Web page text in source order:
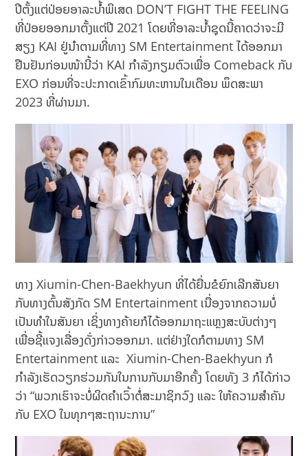
ປີຕັ້ງແຕ່ປ່ອຍອາລະບ້ຳພິເສດ DON’T FIGHT THE FEELING
ທີ່ປ່ອຍອອກມາຕັ້ງແຕ່ປີ 2021 ໂດຍທີ່ອາລະບ້ຳຊຸດນີ້ຄາດວ່າຈະມີ
ສຽງ KAI ຢູ່ນຳຕາມທີ່ທາງ SM Entertainment ໄດ້ອອກມາ
ຢືນຢັນກ່ອນໜ້ານີ້ວ່າ KAI ກຳລັງກຽມຕົວເພື່ອ Comeback ກັບ
EXO ກ່ອນທີ່ຈະປະກາດເຂົ້າກົມທະຫານໃນເດືອນ ພຶດສະພາ
2023 ທີ່ຜ່ານມາ.
ທາງ Xiumin-Chen-Baekhyun ທີ່ໄດ້ຍື່ນຂໍຍົກເລີກສັນຍາ
ກັບທາງຕົ້ນສັງກັດ SM Entertainment ເນື່ອງຈາກຄວາມບໍ່
ເປັນທຳໃນສັນຍາ ເຊິ່ງທາງຄ້າຍກໍໄດ້ອອກມາຖະແຫຼງສະບັບຕ່າງໆ
ເພື່ອຊີ້ແຈງເລື່ອງດັ່ງກ່າວອອກມາ. ແຕ່ຢ່າງໃດກໍຕາມທາງ SM
Entertainment ແລະ Xiumin-Chen-Baekhyun ກໍ
ກຳລັງເຮັດວຽກຮ່ວມກັນໃນການກັບມາອີກຄັ້ງ ໂດຍທັງ 3 ກໍໄດ້ກ່າວ
ວ່າ “ພວກເຮົາຈະບໍ່ຜິດຄຳເວົ້າຕໍ່ສະມາຊິກວົງ ແລະ ໃຫ້ຄວາມສຳຄັນ
ກັບ EXO ໃນທຸກໆສະຖານະການ”